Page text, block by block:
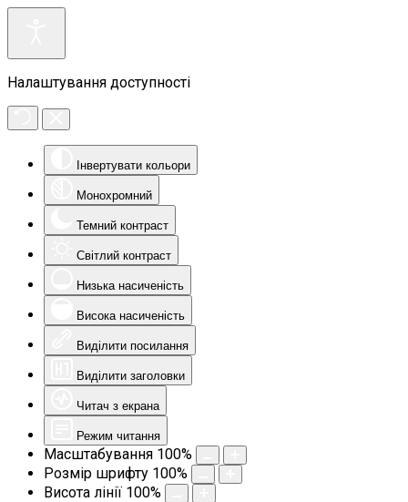
Налаштування доступності
Інвертувати кольори
Монохромний
Темний контраст
Світлий контраст
Низька насиченість
Висока насиченість
Виділити посилання
Виділити заголовки
Читач з екрана
Режим читання
Масштабування 100%
Розмір шрифту 100%
Висота лінії 100%